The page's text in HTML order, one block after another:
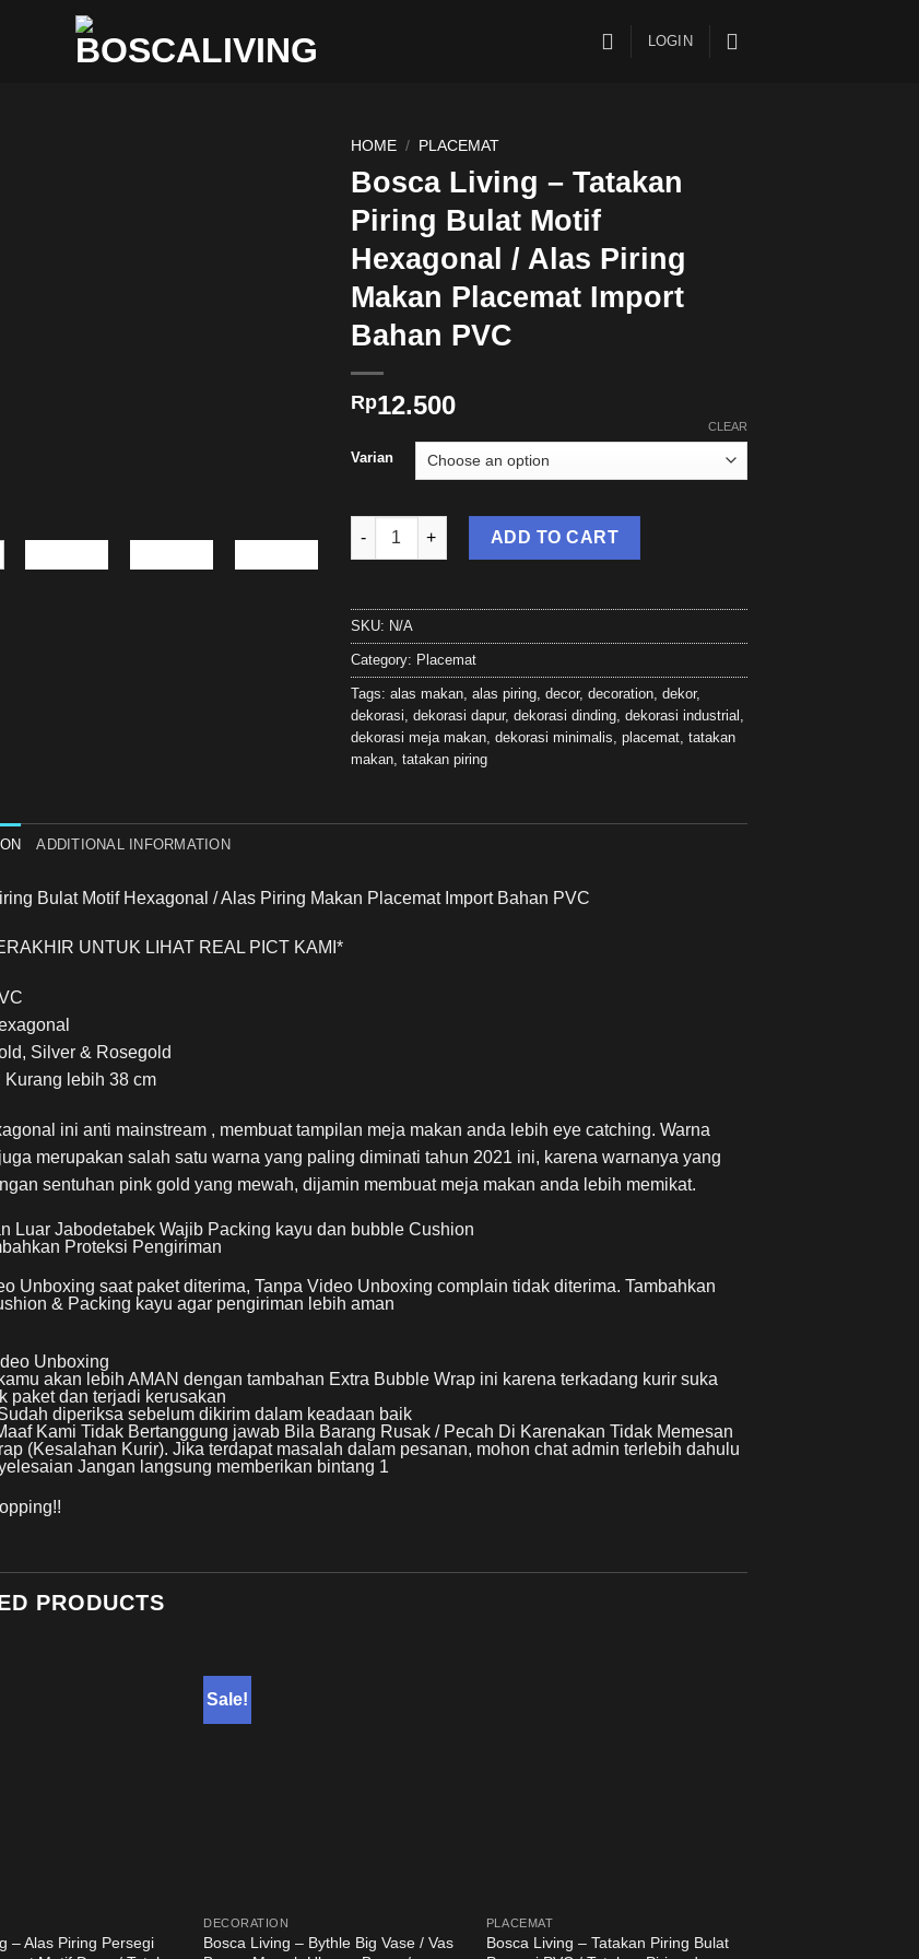
LOGIN
HOME / PLACEMAT
Bosca Living – Tatakan
Piring Bulat Motif
Hexagonal / Alas Piring
Makan Placemat Import
Bahan PVC
Rp12.500
Varian
CLEAR
Bosca Living - Tatakan Piring Bulat Motif Hexagonal / Alas Piring Makan
ADD TO CART
SKU: N/A
Category: Placemat
Tags: alas makan, alas piring, decor, decoration, dekor,
dekorasi dekorasi dapur, dekorasi dinding, dekorasi industrial
dekorasi meja makan, dekorasi minimalis placemat, tatakan
makan, tatakan piring
ADDITIONAL INFORMATION
Bulat Motif Hexagonal / Alas Piring Makan Placemat Import Bahan PVC
UNTUK LIHAT REAL PICT KAMI*
Silver & Rosegold
Kurang lebih 38 cm
ini anti mainstream , membuat tampilan meja makan anda lebih eye catching. Warna
merupakan salah satu warna yang paling diminati tahun 2021 ini, karena warnanya yang
sentuhan pink gold yang mewah, dijamin membuat meja makan anda lebih memikat.
Luar Jabodetabek Wajib Packing kayu dan bubble Cushion
Proteksi Pengiriman
Unboxing saat paket diterima, Tanpa Video Unboxing complain tidak diterima. Tambahkan
& Packing kayu agar pengiriman lebih aman
Unboxing
akan lebih AMAN dengan tambahan Extra Bubble Wrap ini karena terkadang kurir suka
paket dan terjadi kerusakan
diperiksa sebelum dikirim dalam keadaan baik
Kami Tidak Bertanggung jawab Bila Barang Rusak / Pecah Di Karenakan Tidak Memesan
(Kesalahan Kurir). Jika terdapat masalah dalam pesanan, mohon chat admin terlebih dahulu
Jangan langsung memberikan bintang 1
PRODUCTS
– Alas Piring Persegi
Sale!
DECORATION
Bosca Living – Bythle Big Vase / Vas
PLACEMAT
Bosca Living – Tatakan Piring Bulat